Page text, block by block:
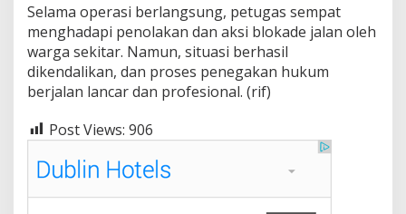
Selama operasi berlangsung, petugas sempat
menghadapi penolakan dan aksi blokade jalan oleh
warga sekitar. Namun, situasi berhasil
dikendalikan, dan proses penegakan hukum
berjalan lancar dan profesional. (rif)
Post Views: 906